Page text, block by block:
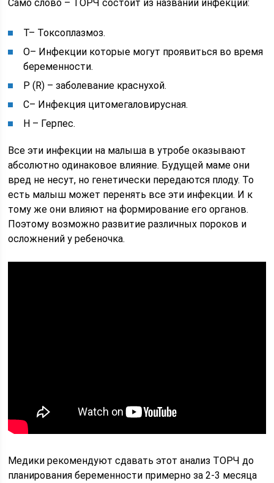
Само слово – ТОРЧ состоит из названий инфекций:
T– Токсоплазмоз.
O– Инфекции которые могут проявиться во время
беременности.
Р (R) – заболевание краснухой.
C– Инфекция цитомегаловирусная.
H – Герпес.
Все эти инфекции на малыша в утробе оказывают
абсолютно одинаковое влияние. Будущей маме они
вред не несут, но генетически передаются плоду. То
есть малыш может перенять все эти инфекции. И к
тому же они влияют на формирование его органов.
Поэтому возможно развитие различных пороков и
осложнений у ребеночка.
Медики рекомендуют сдавать этот анализ ТОРЧ до
планирования беременности примерно за 2-3 месяца